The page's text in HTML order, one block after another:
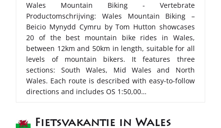
Wales Mountain Biking - Vertebrate
Productomschrijving: Wales Mountain Biking –
Beicio Mynydd Cymru by Tom Hutton showcases
20 of the best mountain bike rides in Wales,
between 12km and 50km in length, suitable for all
levels of mountain bikers. It features three
sections: South Wales, Mid Wales and North
Wales. Each route is described with easy-to-follow
directions and includes OS 1:50,00…
Fietsvakantie in Wales